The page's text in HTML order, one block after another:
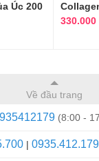
Úc 200
của Úc
330.000
Về đầu trang
(8:00 -
| 0935.412.179